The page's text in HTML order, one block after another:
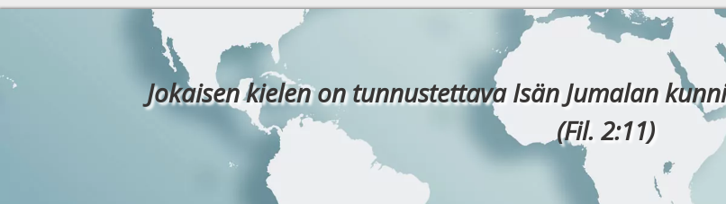
Jokaisen kielen on tunnustettava Isän Jumalan
(Fil. 2:11)